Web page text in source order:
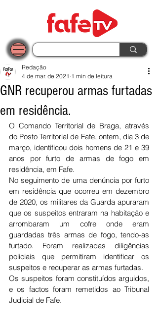
GNR recuperou armas furtadas
em residência.
Redação
4 de mar. de 2021 1 min de leitura
O Comando Territorial de Braga, através
do Posto Territorial de Fafe, ontem, dia 3 de
março, identificou dois homens de 21 e 39
anos por furto de armas de fogo em
residência, em Fafe.
No seguimento de uma denúncia por furto
em residência que ocorreu em dezembro
de 2020, os militares da Guarda apuraram
que os suspeitos entraram na habitação e
arrombaram um cofre onde eram
guardadas três armas de fogo, tendo-as
furtado. Foram realizadas diligências
policiais que permitiram identificar os
suspeitos e recuperar as armas furtadas.
Os suspeitos foram constituídos arguidos,
e os factos foram remetidos ao Tribunal
Judicial de Fafe.